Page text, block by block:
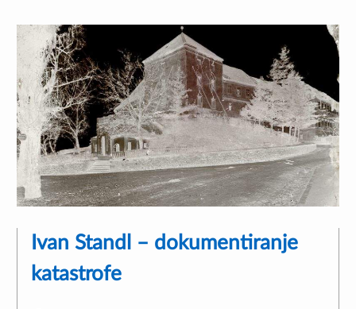
Ivan Standl – dokumentiranje
katastrofe